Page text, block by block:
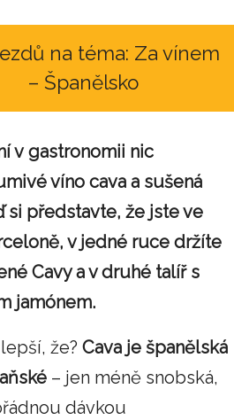
na téma: Za vínem
– Španělsko
v gastronomii nic
víno cava a sušená
si představte, že jste ve
v jedné ruce držíte
Cavy a v druhé talíř s
jamónem.
že? Cava je španělská
– jen méně snobská,
dávkou